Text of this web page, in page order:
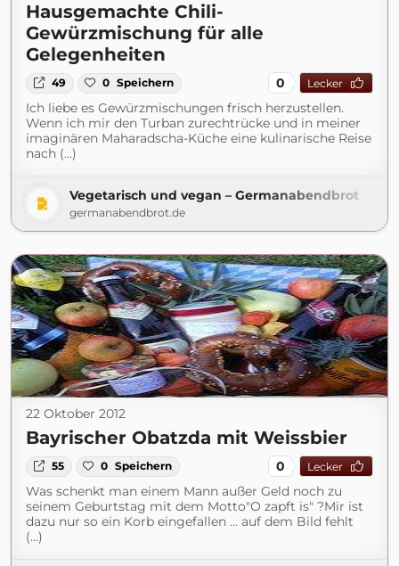
Hausgemachte Chili-
Gewürzmischung für alle
Gelegenheiten
49 0 Speichern 0 Lecker
Ich liebe es Gewürzmischungen frisch herzustellen.
Wenn ich mir den Turban zurechtrücke und in meiner
imaginären Maharadscha-Küche eine kulinarische Reise
nach (...)
Vegetarisch und vegan – Germanabendbrot
germanabendbrot.de
22 Oktober 2012
Bayrischer Obatzda mit Weissbier
55 0 Speichern 0 Lecker
Was schenkt man einem Mann außer Geld noch zu
seinem Geburtstag mit dem Motto"O zapft is" ?Mir ist
dazu nur so ein Korb eingefallen ... auf dem Bild fehlt
(...)